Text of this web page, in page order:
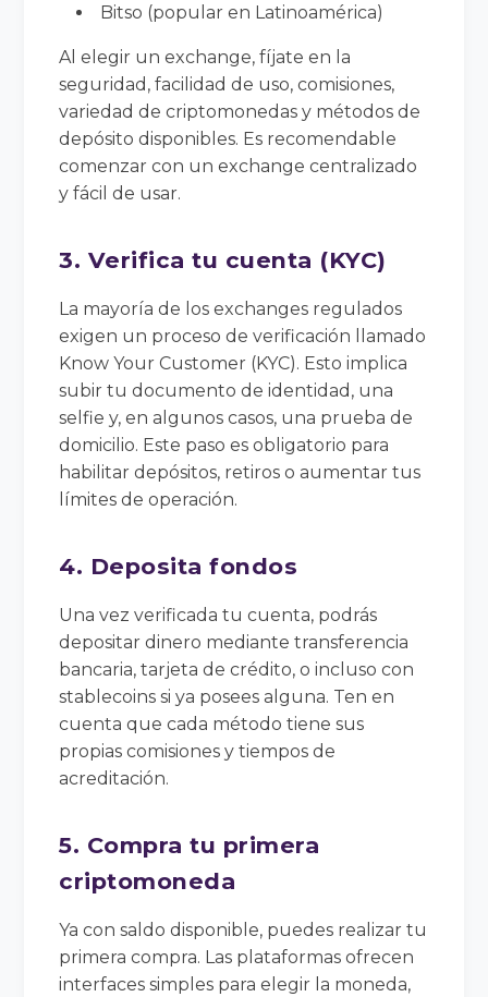
Bitso (popular en Latinoamérica)
Al elegir un exchange, fíjate en la
seguridad, facilidad de uso, comisiones,
variedad de criptomonedas y métodos de
depósito disponibles. Es recomendable
comenzar con un exchange centralizado
y fácil de usar.
3. Verifica tu cuenta (KYC)
La mayoría de los exchanges regulados
exigen un proceso de verificación llamado
Know Your Customer (KYC). Esto implica
subir tu documento de identidad, una
selfie y, en algunos casos, una prueba de
domicilio. Este paso es obligatorio para
habilitar depósitos, retiros o aumentar tus
límites de operación.
4. Deposita fondos
Una vez verificada tu cuenta, podrás
depositar dinero mediante transferencia
bancaria, tarjeta de crédito, o incluso con
stablecoins si ya posees alguna. Ten en
cuenta que cada método tiene sus
propias comisiones y tiempos de
acreditación.
5. Compra tu primera
criptomoneda
Ya con saldo disponible, puedes realizar tu
primera compra. Las plataformas ofrecen
interfaces simples para elegir la moneda,